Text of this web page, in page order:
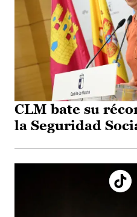
CLM bate su
la Seguridad